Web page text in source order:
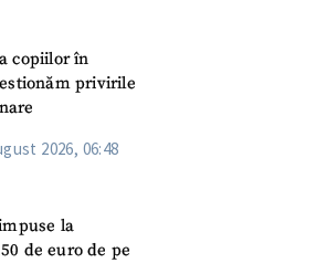
copiilor în
privirile
2026, 06:48
la
de euro de pe